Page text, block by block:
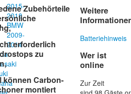
2015-
2018
BMW
2009-
2014
Zubehörteile
erforderlich
zu
können Carbon-
montiert
Weitere
Batteriehinweis
Wer ist
online
Zur Zeit